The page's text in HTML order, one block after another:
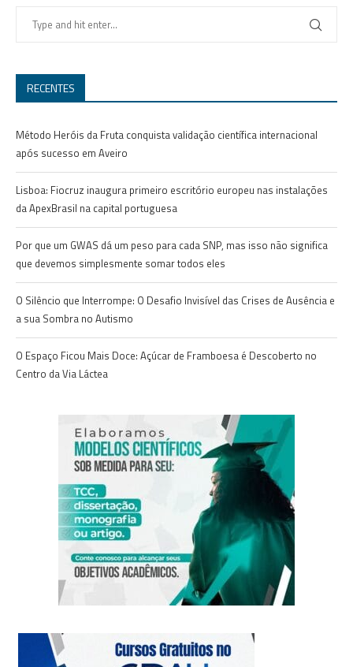
RECENTES
Método Heróis da Fruta conquista validação científica internacional
após sucesso em Aveiro
Lisboa: Fiocruz inaugura primeiro escritório europeu nas instalações
da ApexBrasil na capital portuguesa
Por que um GWAS dá um peso para cada SNP, mas isso não significa
que devemos simplesmente somar todos eles
O Silêncio que Interrompe: O Desafio Invisível das Crises de Ausência e
a sua Sombra no Autismo
O Espaço Ficou Mais Doce: Açúcar de Framboesa é Descoberto no
Centro da Via Láctea